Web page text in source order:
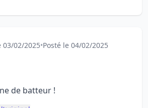
03/02/2025•Posté le 04/02/2025
de batteur !